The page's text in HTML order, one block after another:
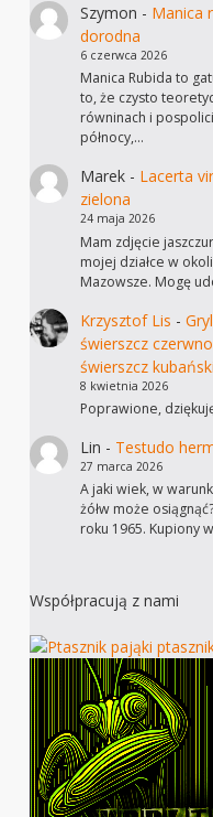
Szymon - Manica
dorodna
6 czerwca 2026
Manica Rubida to
to, że czysto
równinach i
północy,…
Marek- Lacerta
zielona
24 maja 2026
Mam zdjęcie
mojej działce w
Mazowsze. Mogę
Krzysztof Lis -
świerszcz
świerszcz
8 kwietnia 2026
Poprawione,
Lin - Testudo
27 marca 2026
A jaki wiek, w
żółw może
roku 1965. Kupiony
Współpracują z nami